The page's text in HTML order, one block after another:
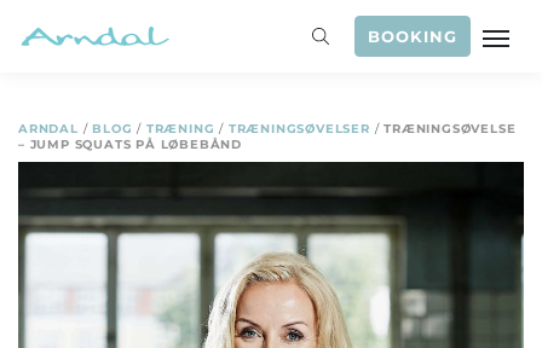
BOOKING
ARNDAL / BLOG / TRÆNING / TRÆNINGSØVELSER /TRÆNINGSØVELSE
– JUMP SQUATS PÅ LØBEBÅND